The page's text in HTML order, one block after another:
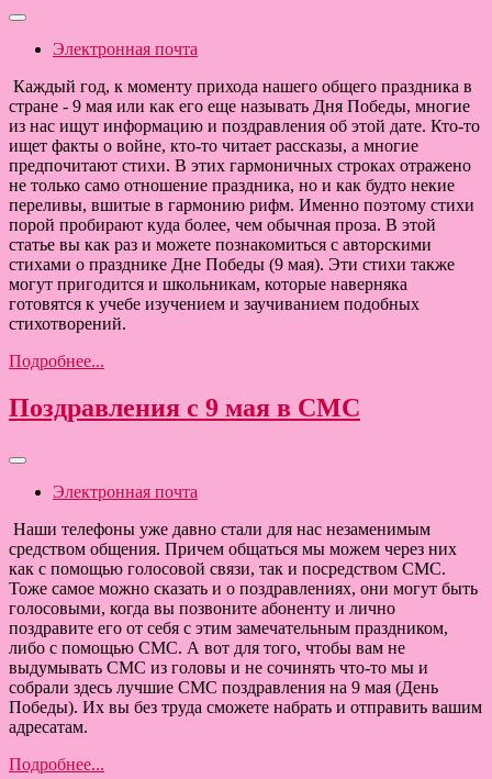
Электронная почта
Каждый год, к моменту прихода нашего общего праздника в
стране - 9 мая или как его еще называть Дня Победы, многие
из нас ищут информацию и поздравления об этой дате. Кто-то
ищет факты о войне, кто-то читает рассказы, а многие
предпочитают стихи. В этих гармоничных строках отражено
не только само отношение праздника, но и как будто некие
переливы, вшитые в гармонию рифм. Именно поэтому стихи
порой пробирают куда более, чем обычная проза. В этой
статье вы как раз и можете познакомиться с авторскими
стихами о празднике Дне Победы (9 мая). Эти стихи также
могут пригодится и школьникам, которые наверняка
готовятся к учебе изучением и заучиванием подобных
стихотворений.
Подробнее...
Поздравления с 9 мая в СМС
Электронная почта
Наши телефоны уже давно стали для нас незаменимым
средством общения. Причем общаться мы можем через них
как с помощью голосовой связи, так и посредством СМС.
Тоже самое можно сказать и о поздравлениях, они могут быть
голосовыми, когда вы позвоните абоненту и лично
поздравите его от себя с этим замечательным праздником,
либо с помощью СМС. А вот для того, чтобы вам не
выдумывать СМС из головы и не сочинять что-то мы и
собрали здесь лучшие СМС поздравления на 9 мая (День
Победы). Их вы без труда сможете набрать и отправить вашим
адресатам.
Подробнее...